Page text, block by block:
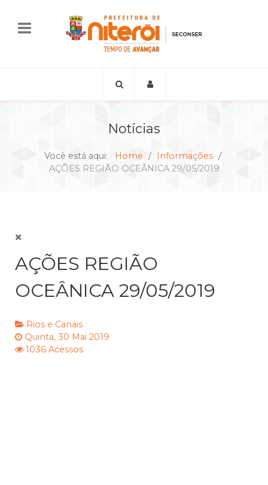
Notícias
Você está aqui: Home
Informações
AÇÕES REGIÃO OCEÂNICA 29/05/2019
AÇÕES REGIÃO
OCEÂNICA 29/05/2019
Rios e Canais
Quinta, 30 Mai 2019
1036 Acessos